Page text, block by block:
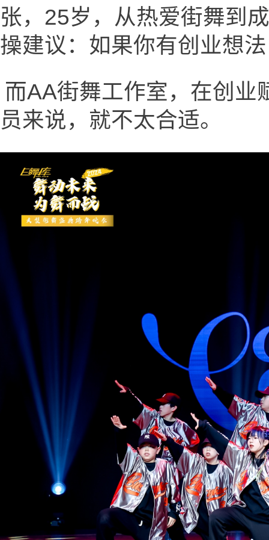
张，25岁，从热爱街舞到
操建议：如果你有创业想
而AA街舞工作室，在创业
员来说，就不太合适。